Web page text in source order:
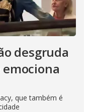
desgruda
emociona
que também é